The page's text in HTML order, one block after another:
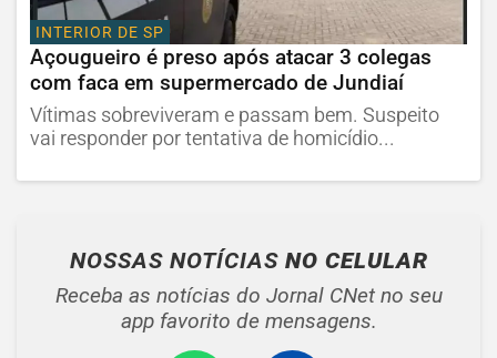
INTERIOR DE SP
Açougueiro é preso após atacar 3 colegas
com faca em supermercado de Jundiaí
Vítimas sobreviveram e passam bem. Suspeito
vai responder por tentativa de homicídio...
NOSSAS NOTÍCIAS NO CELULAR
Receba as notícias do Jornal CNet no seu
app favorito de mensagens.